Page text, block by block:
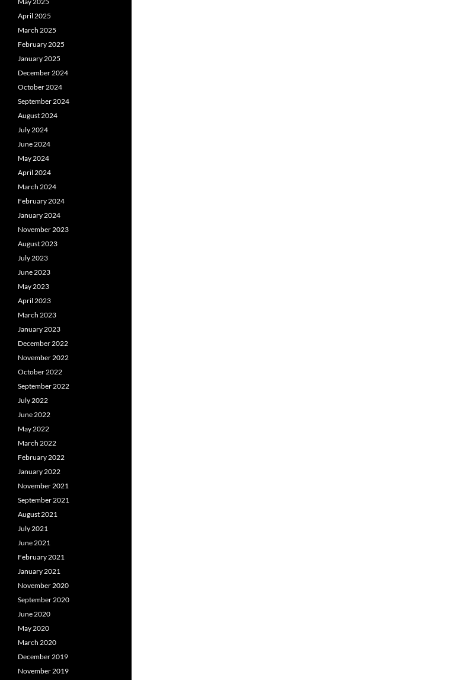
April 2025
March 2025
February 2025
January 2025
December 2024
October 2024
September 2024
August 2024
July 2024
June 2024
May 2024
April 2024
March 2024
February 2024
January 2024
November 2023
August 2023
July 2023
June 2023
May 2023
April 2023
March 2023
January 2023
December 2022
November 2022
October 2022
September 2022
July 2022
June 2022
May 2022
March 2022
February 2022
January 2022
November 2021
September 2021
August 2021
July 2021
June 2021
February 2021
January 2021
November 2020
September 2020
June 2020
May 2020
March 2020
December 2019
November 2019